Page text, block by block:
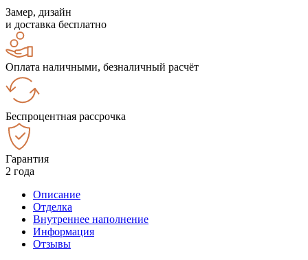
Замер, дизайн
и доставка бесплатно
Оплата наличными, безналичный расчёт
Беспроцентная рассрочка
Гарантия
2 года
Описание
Отделка
Внутреннее наполнение
Информация
Отзывы